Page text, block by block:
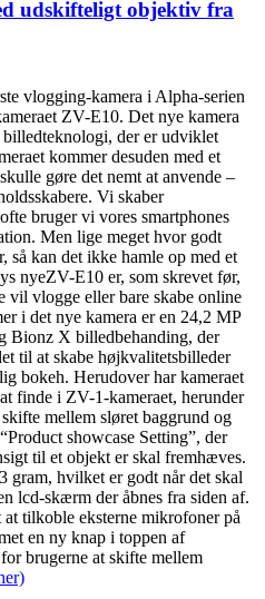
udskifteligt objektiv fra
vlogging-kamera i Alpha-serien
ZV-E10. Det nye kamera
billedteknologi, der er udviklet
kommer desuden med et
gøre det nemt at anvende –
Vi skaber
bruger vi vores smartphones
Men lige meget hvor godt
så kan det ikke hamle op med et
nyeZV-E10 er, som skrevet før,
vil vlogge eller bare skabe online
i det nye kamera er en 24,2 MP
Bionz X billedbehanding, der
til at skabe højkvalitetsbilleder
bokeh. Herudover har kameraet
finde i ZV-1-kameraet, herunder
mellem sløret baggrund og
showcase Setting”, der
til et objekt er skal fremhæves.
gram, hvilket er godt når det skal
lcd-skærm der åbnes fra siden af.
tilkoble eksterne mikrofoner på
en ny knap i toppen af
brugerne at skifte mellem